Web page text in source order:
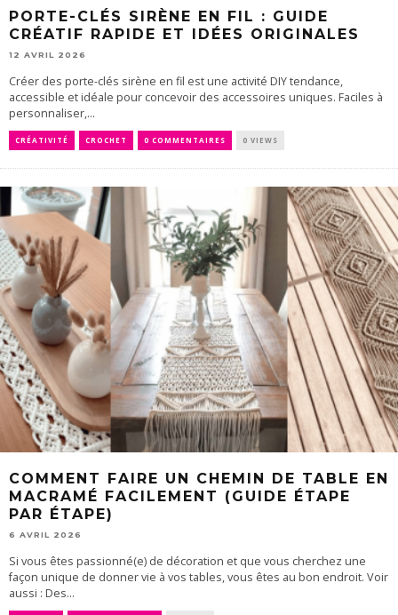
PORTE-CLÉS SIRÈNE EN FIL : GUIDE
CRÉATIF RAPIDE ET IDÉES ORIGINALES
12 AVRIL 2026
Créer des porte-clés sirène en fil est une activité DIY tendance,
accessible et idéale pour concevoir des accessoires uniques. Faciles à
personnaliser,...
CRÉATIVITÉ CROCHET 0 COMMENTAIRES 0 VIEWS
COMMENT FAIRE UN CHEMIN DE TABLE EN
MACRAMÉ FACILEMENT (GUIDE ÉTAPE
PAR ÉTAPE)
6 AVRIL 2026
Si vous êtes passionné(e) de décoration et que vous cherchez une
façon unique de donner vie à vos tables, vous êtes au bon endroit. Voir
aussi : Des...